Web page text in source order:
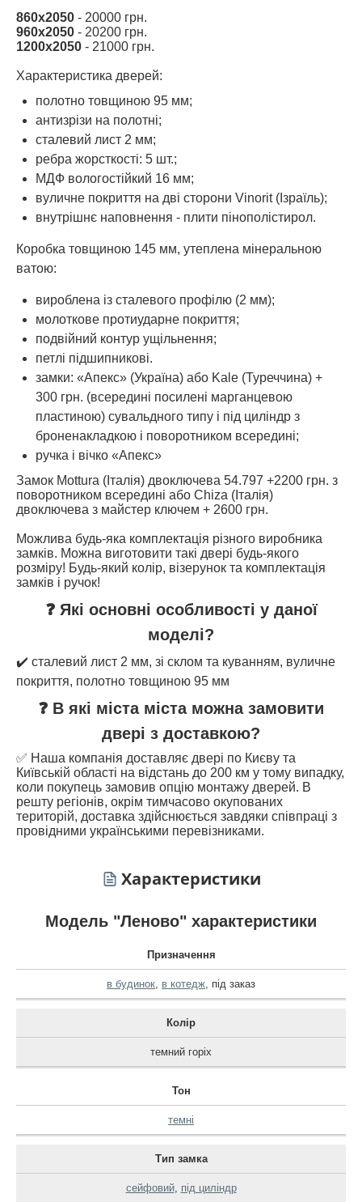
860х2050 - 20000 грн.
960х2050 - 20200 грн.
1200х2050 - 21000 грн.
Характеристика дверей:
полотно товщиною 95 мм;
антизрізи на полотні;
сталевий лист 2 мм;
ребра жорсткості: 5 шт.;
МДФ вологостійкий 16 мм;
вуличне покриття на дві сторони Vinorit (Ізраїль);
внутрішнє наповнення - плити пінополістирол.
Коробка товщиною 145 мм, утеплена мінеральною
ватою:
вироблена із сталевого профілю (2 мм);
молоткове протиударне покриття;
подвійний контур ущільнення;
петлі підшипникові.
замки: «Апекс» (Україна) або Kale (Туреччина) +
300 грн. (всередині посилені марганцевою
пластиною) сувальдного типу і під циліндр з
броненакладкою і поворотником всередині;
ручка і вічко «Апекс»
Замок Mottura (Італія) двоключева 54.797 +2200 грн. з
поворотником всередині або Chiza (Італія)
двоключева з майстер ключем + 2600 грн.
Можлива будь-яка комплектація різного виробника
замків. Можна виготовити такі двері будь-якого
розміру! Будь-який колір, візерунок та комплектація
замків і ручок!
❓ Які основні особливості у даної
моделі?
✔️ сталевий лист 2 мм, зі склом та куванням, вуличне
покриття, полотно товщиною 95 мм
❓ В які міста міста можна замовити
двері з доставкою?
✅ Наша компанія доставляє двері по Києву та
Київській області на відстань до 200 км у тому випадку,
коли покупець замовив опцію монтажу дверей. В
решту регіонів, окрім тимчасово окупованих
територій, доставка здійснюється завдяки співпраці з
провідними українськими перевізниками.
Характеристики
Модель "Леново" характеристики
Призначення
в будинок, в котедж, під заказ
Колір
темний горіх
Тон
темні
Тип замка
сейфовий, під циліндр